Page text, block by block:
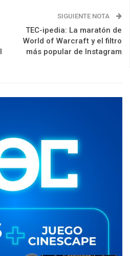
SIGUIENTE NOTA
TEC-ipedia: La maratón de
World of Warcraft y el filtro
más popular de Instagram